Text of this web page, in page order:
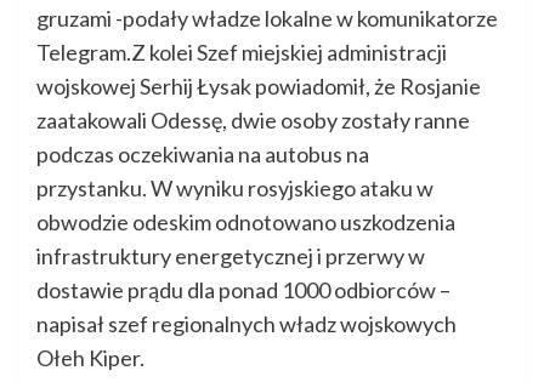
gruzami -podały władze lokalne w komunikatorze
Telegram.Z kolei Szef miejskiej administracji
wojskowej Serhij Łysak powiadomił, że Rosjanie
zaatakowali Odessę, dwie osoby zostały ranne
podczas oczekiwania na autobus na
przystanku. W wyniku rosyjskiego ataku w
obwodzie odeskim odnotowano uszkodzenia
infrastruktury energetycznej i przerwy w
dostawie prądu dla ponad 1000 odbiorców –
napisał szef regionalnych władz wojskowych
Ołeh Kiper.